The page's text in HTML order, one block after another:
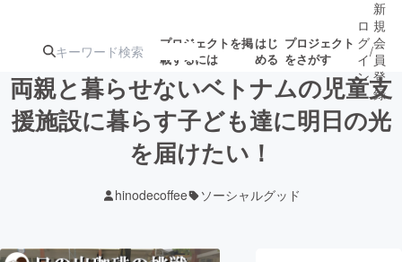
プロジェクトを掲
載するには
はじ
める
プロジェクト
をさがす
注目の新着プロ
ジェクト
募集終了が近いプ
ロ
グ
イ
ン
/
新
規
会
員
登
録
両親と暮らせないベトナムの児童支
援施設に暮らす子ども達に明日の光
を届けたい！
hinodecoffee ソーシャルグッド